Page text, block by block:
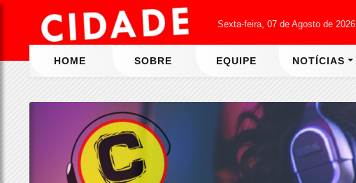
Sexta-feira, 07 de Agosto de 2026
HOME SOBRE EQUIPE NOTÍCIAS